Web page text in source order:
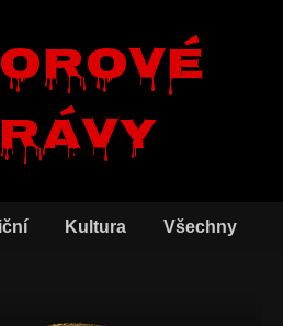
Kultura Všechny